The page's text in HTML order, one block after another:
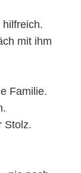
mit ihm
Familie.
Stolz.